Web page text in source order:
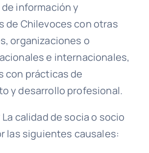
información y
de Chilevoces con otras
organizaciones o
e internacionales,
con prácticas de
y desarrollo profesional.
La calidad de socia o socio
las siguientes causales: